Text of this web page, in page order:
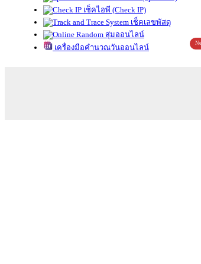
เช็คไอพี (Check IP)
เช็คเลขพัสดุ
สุ่มออนไลน์
เครื่องมือคำนวณวันออนไลน์